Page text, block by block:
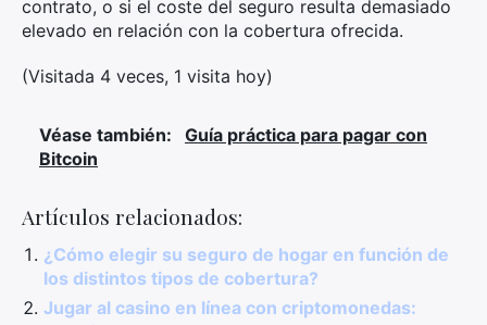
contrato, o si el coste del seguro resulta demasiado
elevado en relación con la cobertura ofrecida.
(Visitada 4 veces, 1 visita hoy)
Véase también:
Guía práctica para pagar con
Bitcoin
Artículos relacionados:
¿Cómo elegir su seguro de hogar en función de
los distintos tipos de cobertura?
Jugar al casino en línea con criptomonedas: